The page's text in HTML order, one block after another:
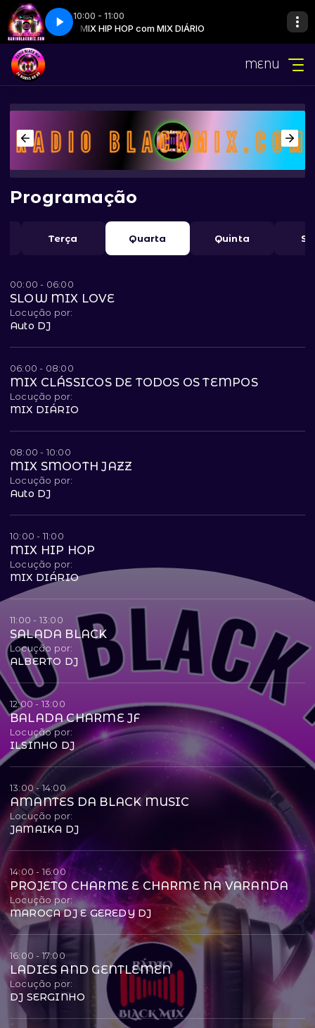
10:00 - 11:00
MIX HIP HOP com MIX DIÁRIO
Na) - 2009 002 - Akon - Right Now (Na Na Na) - 2009
MENU
Programação
Terça Quarta Quinta
00:00 - 06:00
SLOW MIX LOVE
Locução por:
Auto DJ
06:00 - 08:00
MIX CLÁSSICOS DE TODOS OS TEMPOS
Locução por:
MIX DIÁRIO
08:00 - 10:00
MIX SMOOTH JAZZ
Locução por:
Auto DJ
10:00 - 11:00
MIX HIP HOP
Locução por:
MIX DIÁRIO
11:00 - 13:00
SALADA BLACK
Locução por:
ALBERTO DJ
12:00 - 13:00
BALADA CHARME JF
Locução por:
ILSINHO DJ
13:00 - 14:00
AMANTES DA BLACK MUSIC
Locução por:
JAMAIKA DJ
14:00 - 16:00
PROJETO CHARME E CHARME NA VARANDA
Locução por:
MAROCA DJ E GEREDY DJ
16:00 - 17:00
LADIES AND GENTLEMEN
Locução por:
DJ SERGINHO